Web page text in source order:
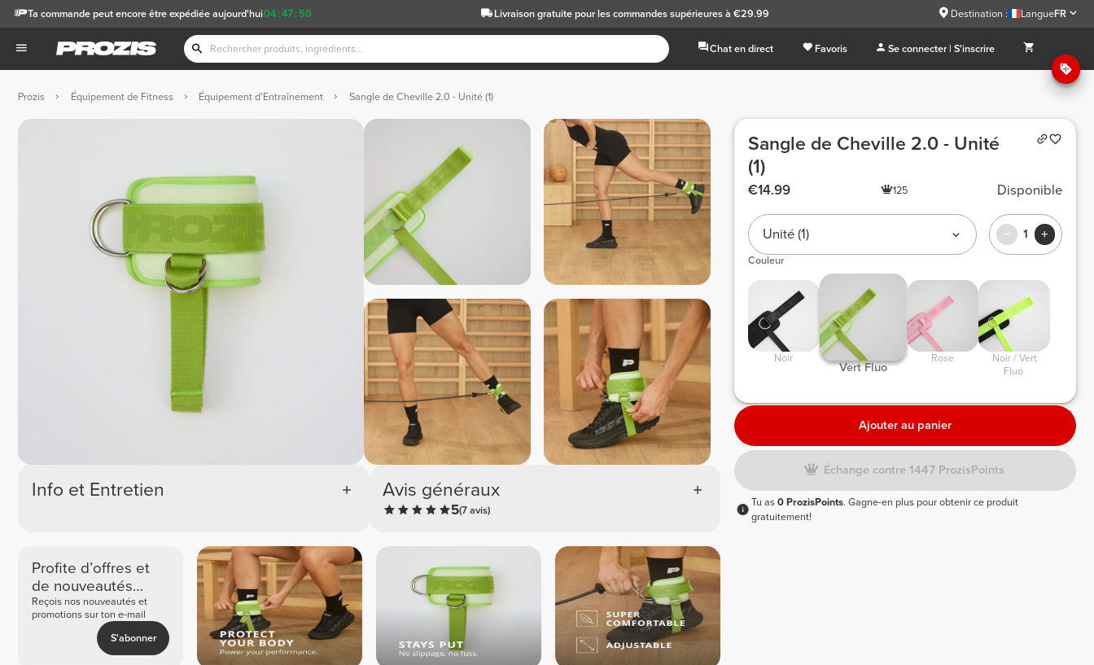
04 :47 : 49
Ta commande peut encore être expédiée aujourd'hui Livraison gratuitepour les commandes supérieures à €29.99 Destination : LangueFR
Chat en direct Favoris Se connecter | S'inscrire
Prozis Équipement de Fitness Équipement d'Entraînement Sangle de Cheville 2.0 - Unité (1)
Info et Entretien Avis généraux
5(7 avis)
Profite d’offres et
de nouveautés
exclusives
Reçois nos nouveautés et
promotions sur ton e-mail
S'abonner
Sangle de Cheville 2.0 - Unité
(1)
€14.99 125 Disponible
Unité (1) 1
Couleur
Noir
Vert Fluo
Rose
Fluo
Ajouter au panier
Échange contre 1447 ProzisPoints
Tu as0 ProzisPoints. Gagne-en plus pour obtenir ce produit
gratuitement!